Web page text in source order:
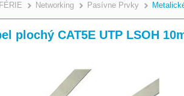
Networking Pasívne Prvky
plochý CAT5E UTP LSOH